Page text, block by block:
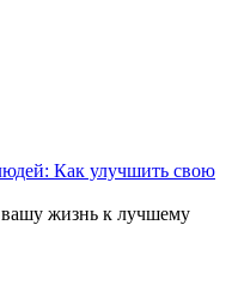
Как улучшить свою
жизнь к лучшему